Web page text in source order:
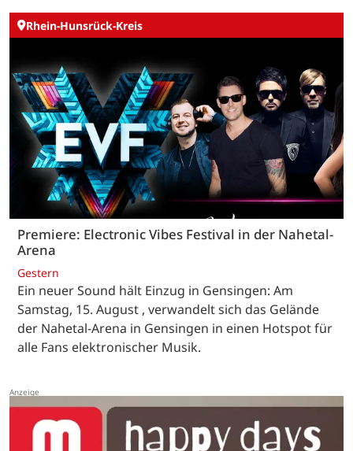
Rhein-Hunsrück-Kreis
Premiere: Electronic Vibes Festival in der Nahetal-
Arena
Gestern
Ein neuer Sound hält Einzug in Gensingen: Am
Samstag, 15. August , verwandelt sich das Gelände
der Nahetal-Arena in Gensingen in einen Hotspot für
alle Fans elektronischer Musik.